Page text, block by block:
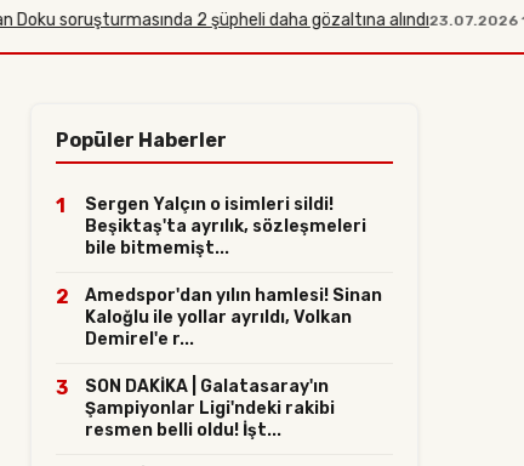
2 şüpheli daha gözaltına alındı23.07.2026 19:21
Popüler Haberler
1
Sergen Yalçın o isimleri sildi!
Beşiktaş'ta ayrılık, sözleşmeleri
bile bitmemişt...
2
Amedspor'dan yılın hamlesi! Sinan
Kaloğlu ile yollar ayrıldı, Volkan
Demirel'e r...
3
SON DAKİKA | Galatasaray'ın
Şampiyonlar Ligi'ndeki rakibi
resmen belli oldu! İşt...